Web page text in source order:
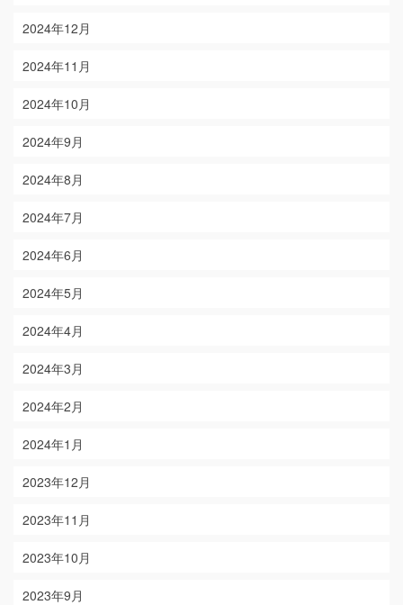
2024年12月
2024年11月
2024年10月
2024年9月
2024年8月
2024年7月
2024年6月
2024年5月
2024年4月
2024年3月
2024年2月
2024年1月
2023年12月
2023年11月
2023年10月
2023年9月